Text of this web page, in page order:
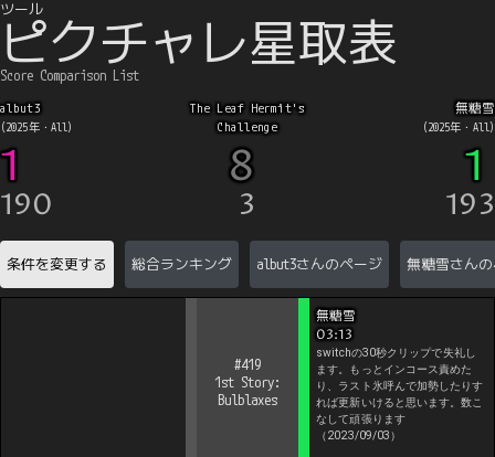
ツール
ピクチャレ星取表
Score Comparison List
albut3
(2025年・ All )
The Leaf Hermit's
Challenge
無糖雪
(2025年・ All )
1
190
8
3
1
193
条件を変更する 総合ランキング albut3さんのページ 無糖雪さん
#419
1st Story:
Bulblaxes
無糖雪
03:13
switchの30秒クリップで失礼し
ます。もっとインコース責めた
り、ラスト氷呼んで加勢したりす
れば更新いけると思います。数こ
なして頑張ります
（2023/09/03）